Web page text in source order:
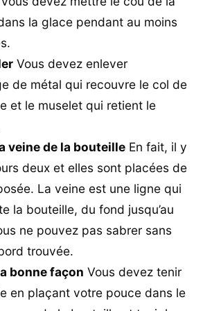
la glace pendant au moins
Vous devez enlever
de métal qui recouvre le col de
et le muselet qui retient le
veine de la bouteille En fait, il y
deux et elles sont placées de
La veine est une ligne qui
la bouteille, du fond jusqu’au
ne pouvez pas sabrer sans
trouvée.
bonne façon Vous devez tenir
en plaçant votre pouce dans le